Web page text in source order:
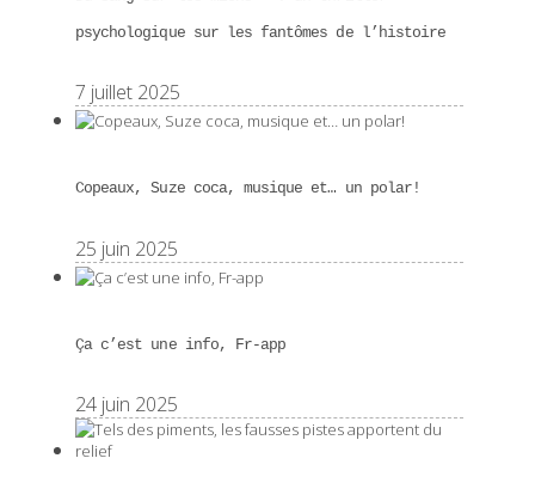
psychologique sur les fantômes de l’histoire
7 juillet 2025
Copeaux, Suze coca, musique et… un polar!
25 juin 2025
Ça c’est une info, Fr-app
24 juin 2025